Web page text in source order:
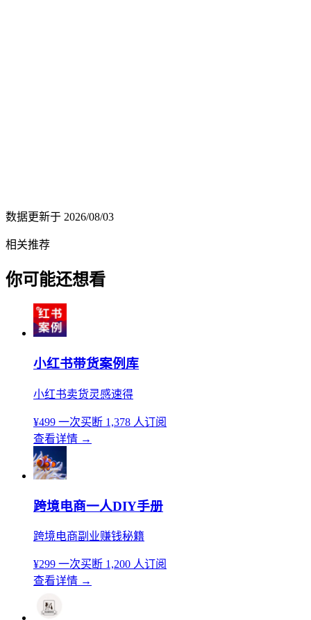
数据更新于 2026/08/03
相关推荐
你可能还想看
小红书带货案例库
小红书卖货灵感速得
¥499 一次买断 1,378 人订阅
查看详情 →
跨境电商一人DIY手册
跨境电商副业赚钱秘籍
¥299 一次买断 1,200 人订阅
查看详情 →